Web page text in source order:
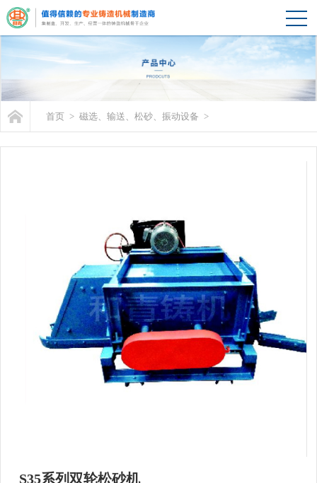
首页 > 磁选、输送、松砂、振动设备 >
S35系列双轮松砂机